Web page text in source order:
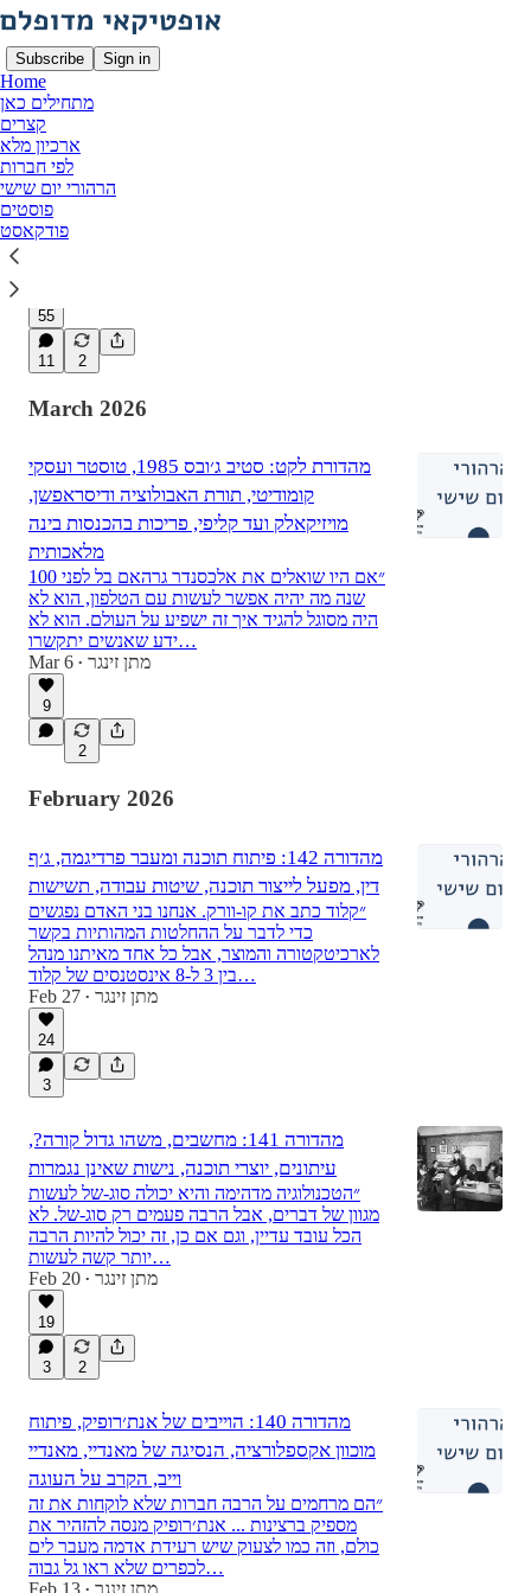
Subscribe Sign in
Home
מתחילים כאן
קצרים
ארכיון מלא
לפי חברות
הרהורי יום שישי
פוסטים
פודקאסט
Latest
לאן (שוב) נעלם אופטיקאי מדופלם
55
11 2
March 2026
מהדורת לקט: סטיב ג׳ובס 1985, טוסטר ועסקי
קומודיטי, תורת האבולוציה ודיסראפשן,
מויזיקאלק ועד קליפי, פריכות בהכנסות בינה
מלאכותית
״אם היו שואלים את אלכסנדר גרהאם בל לפני 100
שנה מה יהיה אפשר לעשות עם הטלפון, הוא לא
היה מסוגל להגיד איך זה ישפיע על העולם. הוא לא
ידע שאנשים יתקשרו…
Mar 6 • מתן זינגר
9
2
February 2026
מהדורה 142: פיתוח תוכנה ומעבר פרדיגמה, ג׳ף
דין, מפעל לייצור תוכנה, שיטות עבודה, תשישות
״קלוד כתב את קו-וורק. אנחנו בני האדם נפגשים
כדי לדבר על ההחלטות המהותיות בקשר
לארכיטקטורה והמוצר, אבל כל אחד מאיתנו מנהל
בין 3 ל-8 אינסטנסים של קלוד…
Feb 27 • מתן זינגר
24
3
מהדורה 141: מחשבים, משהו גדול קורה?,
עיתונים, יוצרי תוכנה, נישות שאינן נגמרות
״הטכנולוגיה מדהימה והיא יכולה סוג-של לעשות
מגוון של דברים, אבל הרבה פעמים רק סוג-של. לא
הכל עובד עדיין, וגם אם כן, זה יכול להיות הרבה
יותר קשה לעשות…
Feb 20 • מתן זינגר
19
3 2
מהדורה 140: הוייבים של אנת׳רופיק, פיתוח
מוכוון אקספלורציה, הנסיגה של מאנדיי, מאנדיי
וייב, הקרב על העוגה
״הם מרחמים על הרבה חברות שלא לוקחות את זה
מספיק ברצינות ... אנת׳רופיק מנסה להזהיר את
כולם, וזה כמו לצעוק שיש רעידת אדמה מעבר לים
לכפרים שלא ראו גל גבוה…
Feb 13 • מתן זינגר